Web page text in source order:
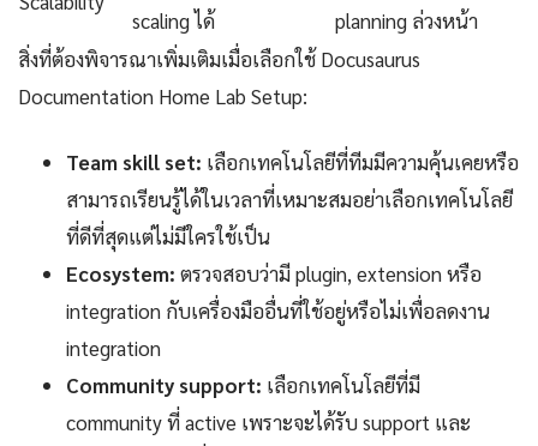
scaling ได้
planning ล่วงหน้า
สิ่งที่ต้องพิจารณาเพิ่มเติมเมื่อเลือกใช้ Docusaurus
Documentation Home Lab Setup:
Team skill set: เลือกเทคโนโลยีที่ทีมมีความคุ้นเคยหรือ
สามารถเรียนรู้ได้ในเวลาที่เหมาะสมอย่าเลือกเทคโนโลยี
ที่ดีที่สุดแต่ไม่มีใครใช้เป็น
Ecosystem: ตรวจสอบว่ามี plugin, extension หรือ
integration กับเครื่องมืออื่นที่ใช้อยู่หรือไม่เพื่อลดงาน
integration
Community support: เลือกเทคโนโลยีที่มี
community ที่ active เพราะจะได้รับ support และ